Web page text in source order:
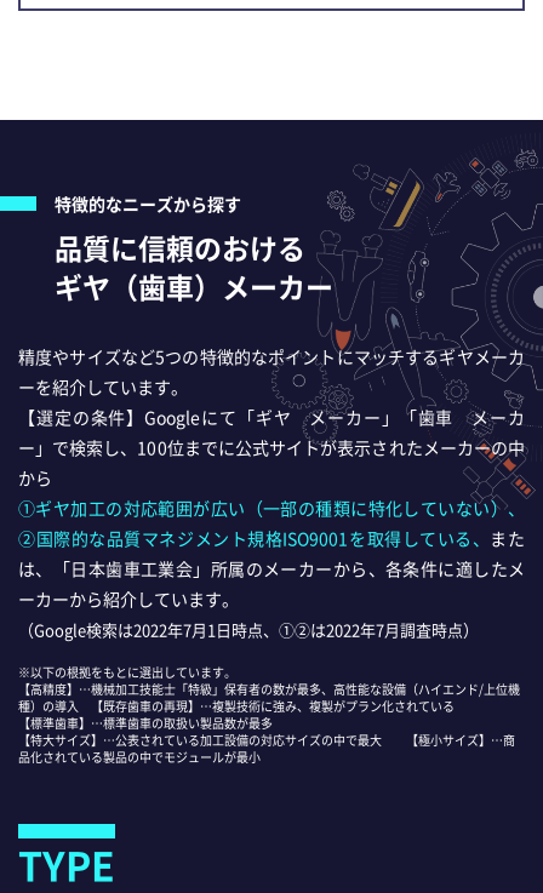
特徴的なニーズから探す
品質に信頼のおける
ギヤ（歯車）メーカー
精度やサイズなど5つの特徴的なポイントにマッチするギヤメーカ
ーを紹介しています。
【選定の条件】Googleにて「ギヤ メーカー」「歯車 メーカ
ー」で検索し、100位までに公式サイトが表示されたメーカーの中
から
①ギヤ加工の対応範囲が広い（一部の種類に特化していない）、
②国際的な品質マネジメント規格ISO9001を取得している、 また
は、「日本歯車工業会」所属のメーカーから、各条件に適したメ
ーカーから紹介しています。
（Google検索は2022年7月1日時点、①②は2022年7月調査時点）
※以下の根拠をもとに選出しています。
【高精度】…機械加工技能士「特級」保有者の数が最多、高性能な設備（ハイエンド/上位機
種）の導入 【既存歯車の再現】…複製技術に強み、複製がプラン化されている
【標準歯車】…標準歯車の取扱い製品数が最多
【特大サイズ】…公表されている加工設備の対応サイズの中で最大 【極小サイズ】…商
品化されている製品の中でモジュールが最小
TYPE